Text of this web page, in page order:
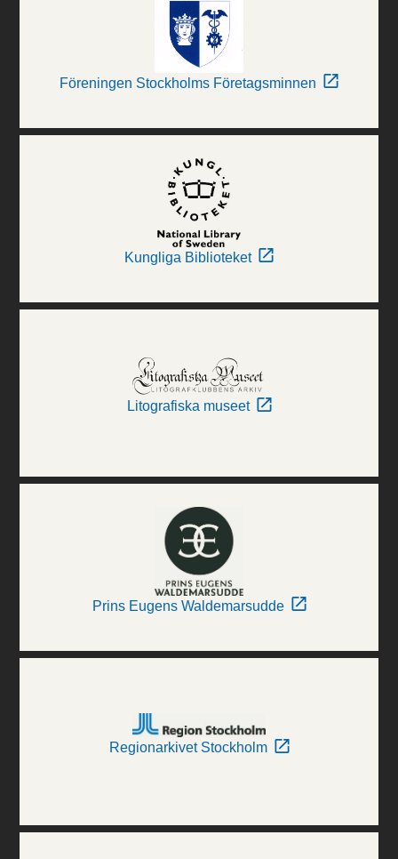
Föreningen Stockholms Företagsminnen
Kungliga Biblioteket
Litografiska museet
Prins Eugens Waldemarsudde
Regionarkivet Stockholm